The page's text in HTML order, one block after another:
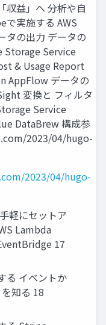
収益」へ 分析や自
で実施する AWS
タの出力 データの
Storage Service
& Usage Report
AppFlow データの
変換と フィルタ
Service
DataBrew 構成参
2023/04/hugo-
2023/04/hugo-
軽にセットア
Lambda
17
る イベントか
知る 18